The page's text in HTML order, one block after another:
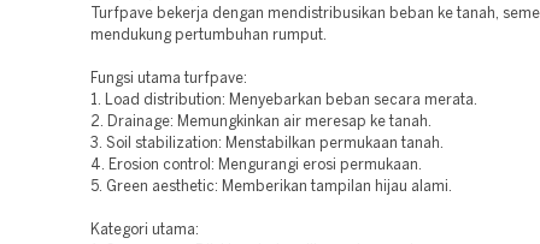
Turfpave bekerja dengan mendistribusikan beban ke tanah,
mendukung pertumbuhan rumput.
Fungsi utama turfpave:
1. Load distribution: Menyebarkan beban secara merata.
2. Drainage: Memungkinkan air meresap ke tanah.
3. Soil stabilization: Menstabilkan permukaan tanah.
4. Erosion control: Mengurangi erosi permukaan.
5. Green aesthetic: Memberikan tampilan hijau alami.
Kategori utama: